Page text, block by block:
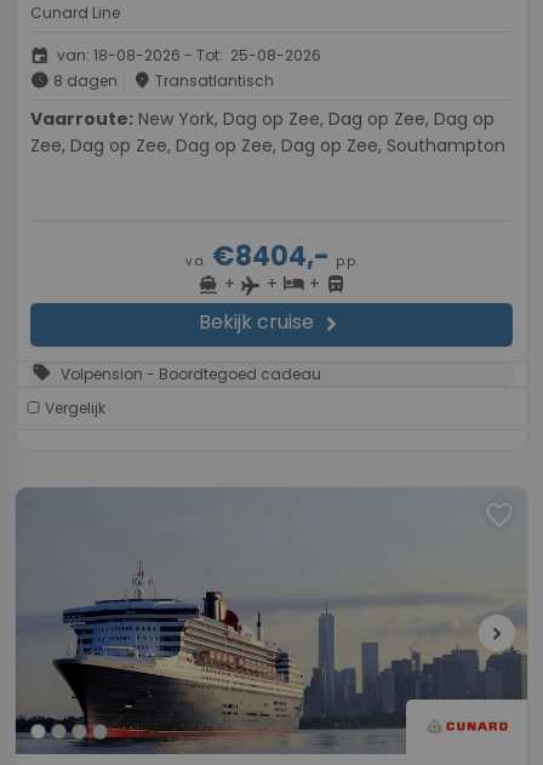
Cunard Line
event van: 18-08-2026 - Tot: 25-08-2026
schedule 8 dagen place Transatlantisch
Vaarroute:
Zee, Dag op Zee, Dag op Zee, Dag op Zee, Southampton
v.a. €8404,- p.p.
directions_boat + flight + hotel+ directions_bus
Bekijk cruise chevron_right
sell Volpension - Boordtegoed cadeau
Vergelijk
favorite
chevron_right